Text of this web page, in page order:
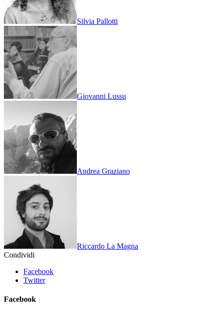
Silvia Pallotti
Giovanni Lussu
Andrea Graziano
Riccardo La Magna
Condividi
Facebook
Twitter
Facebook